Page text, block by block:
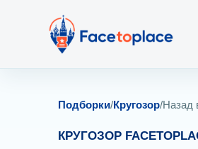
Подборки/Кругозор/Назад
КРУГОЗОР